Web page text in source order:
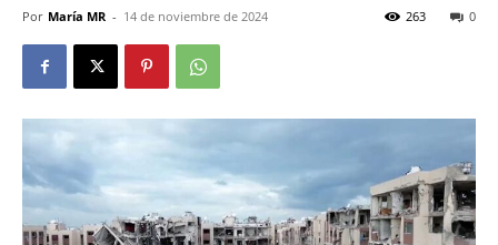
Por María MR - 14 de noviembre de 2024 0
263